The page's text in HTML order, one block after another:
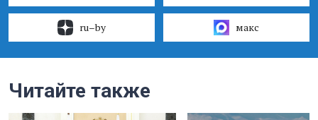
ru–by макс
Читайте также